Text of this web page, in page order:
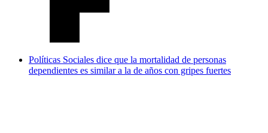
Políticas Sociales dice que la mortalidad de personas
dependientes es similar a la de años con gripes fuertes